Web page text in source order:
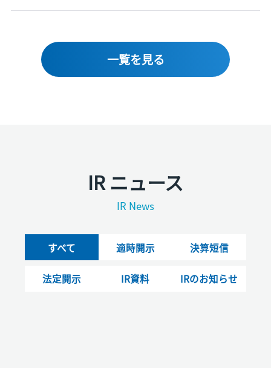
一覧を見る
IR ニュース
IR News
すべて 適時開示 決算短信
法定開示 IR資料 IRのお知らせ